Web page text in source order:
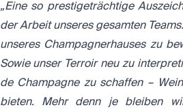
„Eine so prestigeträchtige
der Arbeit unseres gesamten
unseres Champagnerhauses zu
Sowie unser Terroir neu zu
de Champagne zu schaffen –
bieten. Mehr denn je bleiben